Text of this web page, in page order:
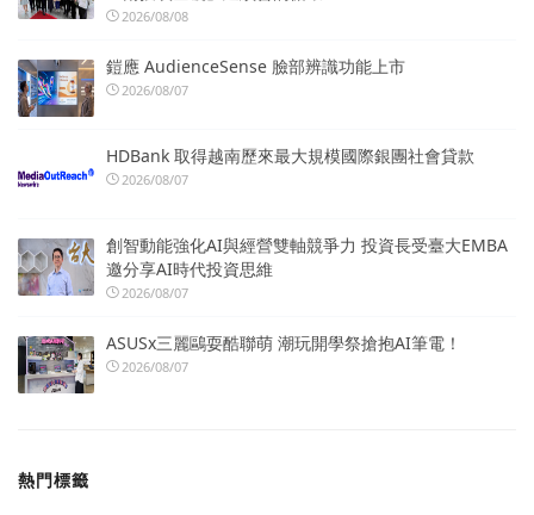
2026/08/08
鎧應 AudienceSense 臉部辨識功能上市
2026/08/07
HDBank 取得越南歷來最大規模國際銀團社會貸款
2026/08/07
創智動能強化AI與經營雙軸競爭力 投資長受臺大EMBA
邀分享AI時代投資思維
2026/08/07
ASUSx三麗鷗耍酷聯萌 潮玩開學祭搶抱AI筆電！
2026/08/07
熱門標籤